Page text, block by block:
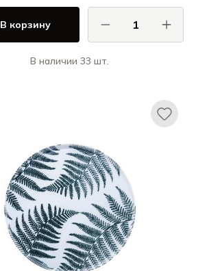
В корзину
В наличии 33 шт.